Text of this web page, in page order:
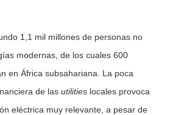
1,1 mil millones de personas no
modernas, de los cuales 600
en África subsahariana. La poca
de las utilities locales provoca
eléctrica muy relevante, a pesar de